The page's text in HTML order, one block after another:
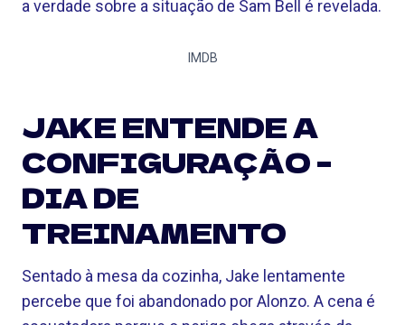
a verdade sobre a situação de Sam Bell é revelada.
IMDB
JAKE ENTENDE A
CONFIGURAÇÃO –
DIA DE
TREINAMENTO
Sentado à mesa da cozinha, Jake lentamente
percebe que foi abandonado por Alonzo. A cena é